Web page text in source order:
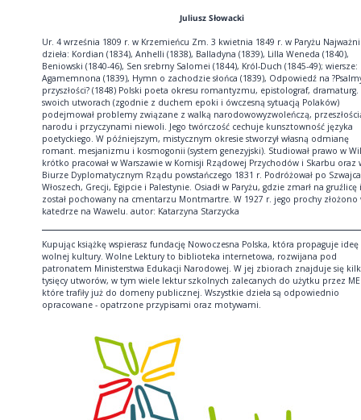
Juliusz Słowacki
Ur. 4 września 1809 r. w Krzemieńcu Zm. 3 kwietnia 1849 r. w Paryżu
dzieła: Kordian (1834), Anhelli (1838), Balladyna (1839), Lilla Weneda (1840),
Beniowski (1840-46), Sen srebrny Salomei (1844), Król-Duch (1845-49);
Agamemnona (1839), Hymn o zachodzie słońca (1839), Odpowiedź na
przyszłości? (1848) Polski poeta okresu romantyzmu, epistolograf, dramaturg.
swoich utworach (zgodnie z duchem epoki i ówczesną sytuacją Polaków)
podejmował problemy związane z walką narodowowyzwoleńczą,
narodu i przyczynami niewoli. Jego twórczość cechuje kunsztowność języka
poetyckiego. W późniejszym, mistycznym okresie stworzył własną odmianę
romant. mesjanizmu i kosmogonii (system genezyjski). Studiował prawo w
krótko pracował w Warszawie w Komisji Rządowej Przychodów i Skarbu oraz
Biurze Dyplomatycznym Rządu powstańczego 1831 r. Podróżował po
Włoszech, Grecji, Egipcie i Palestynie. Osiadł w Paryżu, gdzie zmarł na gruźlicę i
został pochowany na cmentarzu Montmartre. W 1927 r. jego prochy złożono
katedrze na Wawelu. autor: Katarzyna Starzycka
Kupując książkę wspierasz fundację Nowoczesna Polska, która propaguje ideę
wolnej kultury. Wolne Lektury to biblioteka internetowa, rozwijana pod
patronatem Ministerstwa Edukacji Narodowej. W jej zbiorach znajduje się
tysięcy utworów, w tym wiele lektur szkolnych zalecanych do użytku przez
które trafiły już do domeny publicznej. Wszystkie dzieła są odpowiednio
opracowane - opatrzone przypisami oraz motywami.